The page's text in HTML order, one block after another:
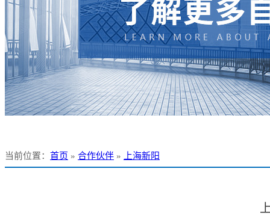
当前位置： 首页 » 合作伙伴 » 上海新阳